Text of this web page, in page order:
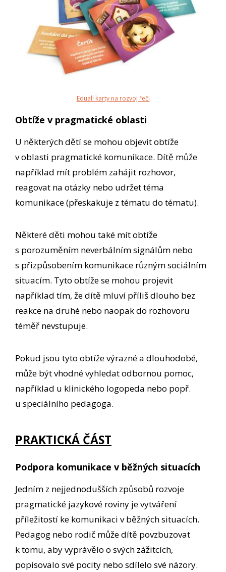
Eduall karty na rozvoj řeči
Obtíže v pragmatické oblasti
U některých dětí se mohou objevit obtíže
v oblasti pragmatické komunikace. Dítě může
například mít problém zahájit rozhovor,
reagovat na otázky nebo udržet téma
komunikace (přeskakuje z tématu do tématu).
Některé děti mohou také mít obtíže
s porozuměním neverbálním signálům nebo
s přizpůsobením komunikace různým sociálním
situacím. Tyto obtíže se mohou projevit
například tím, že dítě mluví příliš dlouho bez
reakce na druhé nebo naopak do rozhovoru
téměř nevstupuje.
Pokud jsou tyto obtíže výrazné a dlouhodobé,
může být vhodné vyhledat odbornou pomoc,
například u klinického logopeda nebo popř.
u speciálního pedagoga.
PRAKTICKÁ ČÁST
Podpora komunikace v běžných situacích
Jedním z nejjednodušších způsobů rozvoje
pragmatické jazykové roviny je vytváření
příležitostí ke komunikaci v běžných situacích.
Pedagog nebo rodič může dítě povzbuzovat
k tomu, aby vyprávělo o svých zážitcích,
popisovalo své pocity nebo sdílelo své názory.